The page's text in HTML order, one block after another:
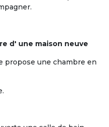
d' une maison neuve
propose une chambre en